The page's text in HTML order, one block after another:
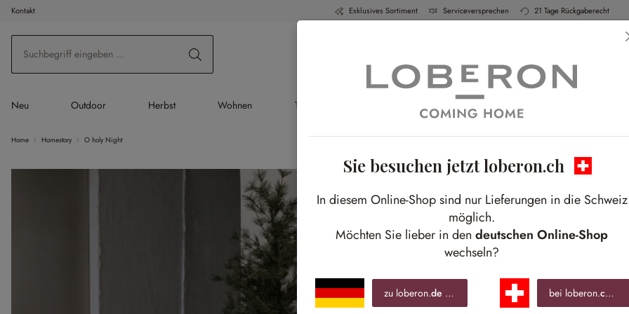
Hauptinhalt springen
Zur Suche springen
Zur Hauptnavigation springen
Kontakt Exklusives Sortiment Serviceversprechen 21 Tage Rückgaberecht
Neu Outdoor Herbst Wohnen Tisch & Küche Schlafen Bad
Home Homestory O holy Night
Sie besuchen jetzt loberon.ch
In diesem Online-Shop sind nur Lieferungen in die Schweiz
möglich.
Möchten Sie lieber in den deutschen Online-Shop
wechseln?
zu loberon.de bei loberon.ch